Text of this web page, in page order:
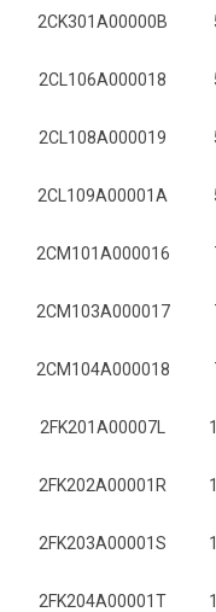
2CK301A00000B
2CL106A000018
2CL108A000019
2CL109A00001A
2CM101A000016
2CM103A000017
2CM104A000018
2FK201A00007L
2FK202A00001R
2FK203A00001S
2FK204A00001T